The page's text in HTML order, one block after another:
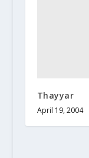
Thayyar
April 19, 2004